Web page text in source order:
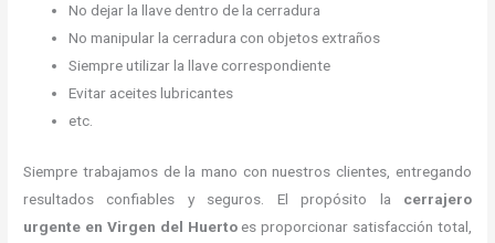
No dejar la llave dentro de la cerradura
No manipular la cerradura con objetos extraños
Siempre utilizar la llave correspondiente
Evitar aceites lubricantes
etc.
Siempre trabajamos de la mano con nuestros clientes, entregando
resultados confiables y seguros. El propósito la cerrajero
urgente en Virgen del Huertoes proporcionar satisfacción total,